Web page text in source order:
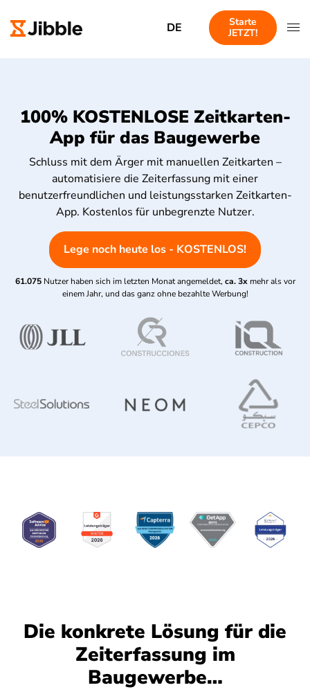
DE
Starte
JETZT!
100% KOSTENLOSE Zeitkarten-
App für das Baugewerbe
Schluss mit dem Ärger mit manuellen Zeitkarten –
automatisiere die Zeiterfassung mit einer
benutzerfreundlichen und leistungsstarken Zeitkarten-
App. Kostenlos für unbegrenzte Nutzer.
Lege noch heute los - KOSTENLOS!
61.075 Nutzer haben sich im letzten Monat angemeldet, ca. 3x mehr als vor
einem Jahr, und das ganz ohne bezahlte Werbung!
Die konkrete Lösung für die
Zeiterfassung im
Baugewerbe…